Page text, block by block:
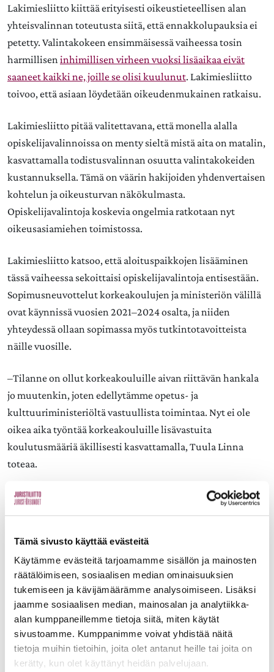
Tämä sivusto käyttää evästeitä
Käytämme evästeitä tarjoamamme sisällön ja mainosten
räätälöimiseen, sosiaalisen median ominaisuuksien
tukemiseen ja kävijämäärämme analysoimiseen. Lisäksi
jaamme sosiaalisen median, mainosalan ja analytiikka-
alan kumppaneillemme tietoja siitä, miten käytät
sivustoamme. Kumppanimme voivat yhdistää näitä
tietoja muihin tietoihin, joita olet antanut heille tai joita on
kerätty, kun olet käyttänyt heidän palvelujaan.
Lakimiesliitto kiittää erityisesti oikeustieteellisen alan
yhteisvalinnan toteutusta siitä, että ennakkolupauksia ei
petetty. Valintakokeen ensimmäisessä vaiheessa tosin
harmilliseninhimillisen virheen vuoksi lisäaikaa eivät
saaneet kaikki ne, joille se olisi kuulunut. Lakimiesliitto
toivoo, että asiaan löydetään oikeudenmukainen ratkaisu.
Lakimiesliitto pitää valitettavana, että monella alalla
opiskelijavalinnoissa on menty sieltä mistä aita on matalin,
kasvattamalla todistusvalinnan osuutta valintakokeiden
kustannuksella. Tämä on väärin hakijoiden yhdenvertaisen
kohtelun ja oikeusturvan näkökulmasta.
Opiskelijavalintoja koskevia ongelmia ratkotaan nyt
oikeusasiamiehen toimistossa.
Lakimiesliitto katsoo, että aloituspaikkojen lisääminen
tässä vaiheessa sekoittaisi opiskelijavalintoja entisestään.
Sopimusneuvottelut korkeakoulujen ja ministeriön välillä
ovat käynnissä vuosien 2021–2024 osalta, ja niiden
yhteydessä ollaan sopimassa myös tutkintotavoitteista
näille vuosille.
–Tilanne on ollut korkeakouluille aivan riittävän hankala
jo muutenkin, joten edellytämme opetus- ja
kulttuuriministeriöltä vastuullista toimintaa. Nyt ei ole
oikea aika työntää korkeakouluille lisävastuita
koulutusmääriä äkillisesti kasvattamalla, Tuula Linna
toteaa.
Lisätiedot:
Janne Laukkanen, Lakimiesliiton viestintäjohtaja, p. 040
588 1925
Aiheet: